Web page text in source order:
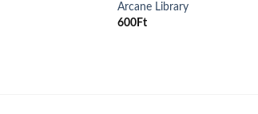
Arcane Library
600Ft